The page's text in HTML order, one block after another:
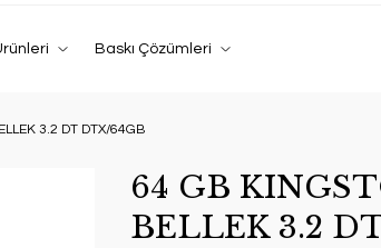
Baskı Çözümleri
3.2 DT DTX/64GB
64 GB
BELLEK 3.2